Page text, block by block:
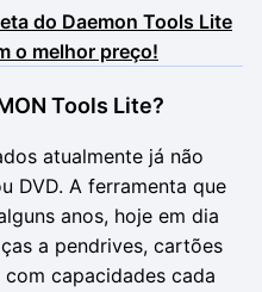
do Daemon Tools Lite
o melhor preço!
Tools Lite?
atualmente já não
DVD. A ferramenta que
anos, hoje em dia
a pendrives, cartões
capacidades cada